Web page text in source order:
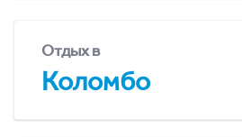
Отдых в
Коломбо